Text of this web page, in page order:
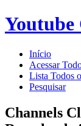
Youtube
Início
Acessar
Lista Todos
Pesquisar
Channels